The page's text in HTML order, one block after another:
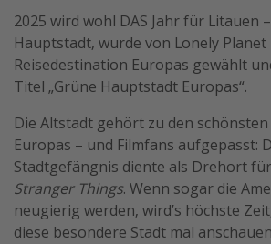
2025 wird wohl DAS Jahr für Litauen
Hauptstadt, wurde von Lonely
Reisedestination Europas gewählt
Titel „Grüne Hauptstadt Europas“.
Die Altstadt gehört zu den
Europas – und Filmfans aufgepasst:
Stadtgefängnis diente als Drehort
Stranger Things. Wenn sogar die
neugierig werden, wird’s höchste
diese besondere Stadt mal